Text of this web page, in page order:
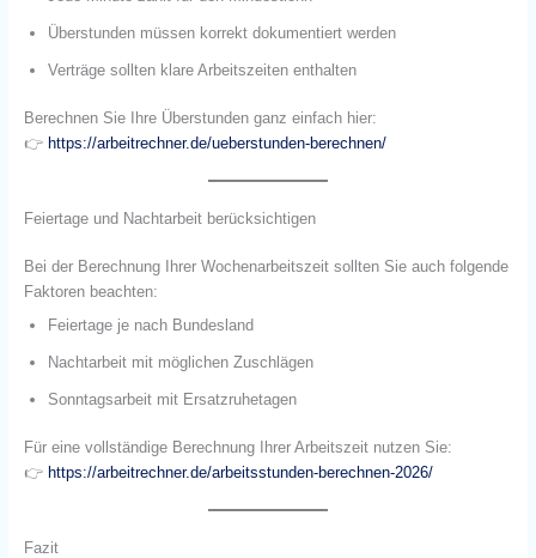
Überstunden müssen korrekt dokumentiert werden
Verträge sollten klare Arbeitszeiten enthalten
Berechnen Sie Ihre Überstunden ganz einfach hier:
👉 https://arbeitrechner.de/ueberstunden-berechnen/
Feiertage und Nachtarbeit berücksichtigen
Bei der Berechnung Ihrer Wochenarbeitszeit sollten Sie auch folgende
Faktoren beachten:
Feiertage je nach Bundesland
Nachtarbeit mit möglichen Zuschlägen
Sonntagsarbeit mit Ersatzruhetagen
Für eine vollständige Berechnung Ihrer Arbeitszeit nutzen Sie:
👉 https://arbeitrechner.de/arbeitsstunden-berechnen-2026/
Fazit